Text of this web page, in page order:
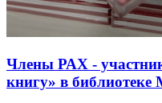
Члены РАХ -
книгу» в